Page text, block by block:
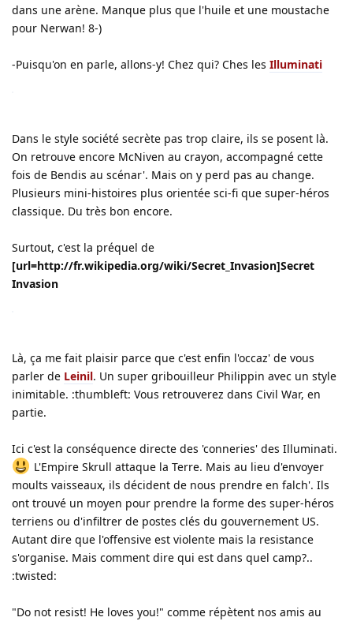
dans une arène. Manque plus que l'huile et une moustache
pour Nerwan! 8-)
-Puisqu'on en parle, allons-y! Chez qui? Ches les Illuminati
Dans le style société secrète pas trop claire, ils se posent là.
On retrouve encore McNiven au crayon, accompagné cette
fois de Bendis au scénar'. Mais on y perd pas au change.
Plusieurs mini-histoires plus orientée sci-fi que super-héros
classique. Du très bon encore.
Surtout, c'est la préquel de
[url=http://fr.wikipedia.org/wiki/Secret_Invasion]Secret
Invasion
Là, ça me fait plaisir parce que c'est enfin l'occaz' de vous
parler de Leinil. Un super gribouilleur Philippin avec un style
inimitable. :thumbleft: Vous retrouverez dans Civil War, en
partie.
Ici c'est la conséquence directe des 'conneries' des Illuminati.
L'Empire Skrull attaque la Terre. Mais au lieu d'envoyer
moults vaisseaux, ils décident de nous prendre en falch'. Ils
ont trouvé un moyen pour prendre la forme des super-héros
terriens ou d'infiltrer de postes clés du gouvernement US.
Autant dire que l'offensive est violente mais la resistance
s'organise. Mais comment dire qui est dans quel camp?..
:twisted:
"Do not resist! He loves you!" comme répètent nos amis au